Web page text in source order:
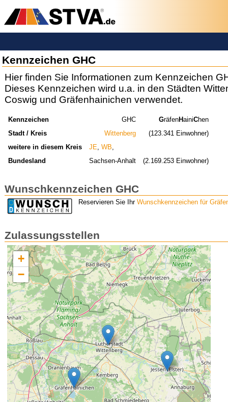
Kennzeichen GHC
Hier finden Sie Informationen zum Kennzeichen
Dieses Kennzeichen wird u.a. in den Städten
Coswig und Gräfenhainichen verwendet.
Kennzeichen GHC GräfenHainiChen
Stadt / Kreis
Wittenberg
(123.341 Einwohner)
weitere in diesem Kreis
JE WB
Bundesland
Sachsen-Anhalt (2.169.253 Einwohner)
Wunschkennzeichen GHC
Reservieren Sie Ihr Wunschkennzeichen für
Zulassungsstellen
+
−